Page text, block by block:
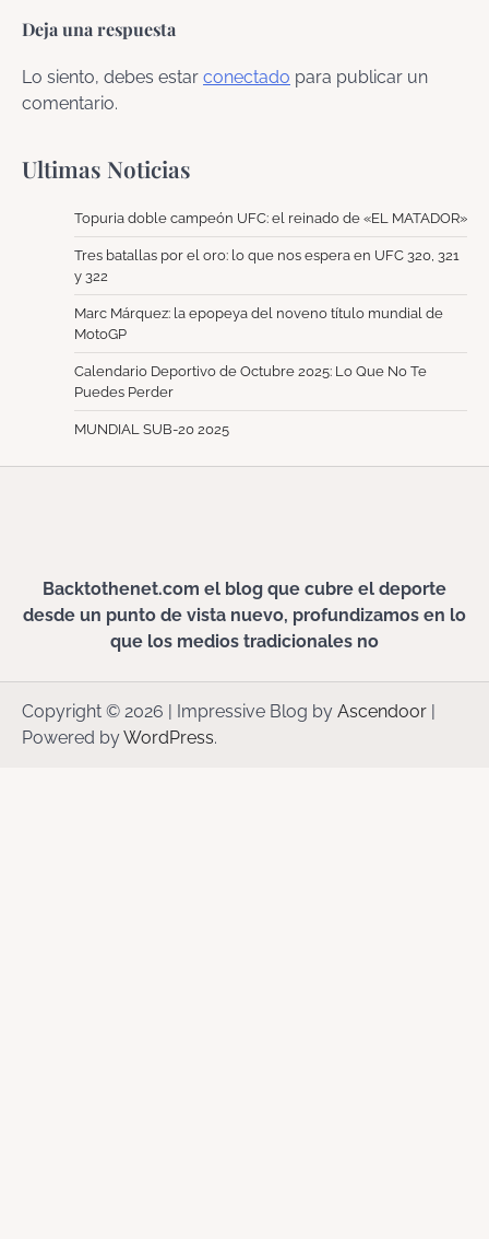
Deja una respuesta
Lo siento, debes estar conectado para publicar un
comentario.
Ultimas Noticias
Topuria doble campeón UFC: el reinado de «EL MATADOR»
Tres batallas por el oro: lo que nos espera en UFC 320, 321
y 322
Marc Márquez: la epopeya del noveno título mundial de
MotoGP
Calendario Deportivo de Octubre 2025: Lo Que No Te
Puedes Perder
MUNDIAL SUB-20 2025
Backtothenet.com el blog que cubre el deporte
desde un punto de vista nuevo, profundizamos en lo
que los medios tradicionales no
Copyright © 2026 | Impressive Blog by Ascendoor |
Powered byWordPress.